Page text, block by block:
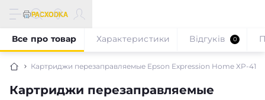
Картриджи перезаправляемые Epson Expression Home XP-413
Картриджи перезаправляемые
Все про товар Характеристики Відгуків 0